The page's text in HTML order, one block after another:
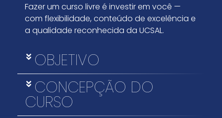
Fazer um curso livre é investir em você —
com flexibilidade, conteúdo de excelência e
a qualidade reconhecida da UCSAL.
OBJETIVO
CONCEPÇÃO DO
CURSO